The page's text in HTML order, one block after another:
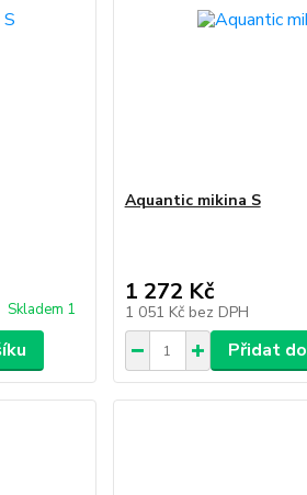
Skladem 1
Aquantic mikina S
1 272 Kč
1 051 Kč bez DPH
Přidat